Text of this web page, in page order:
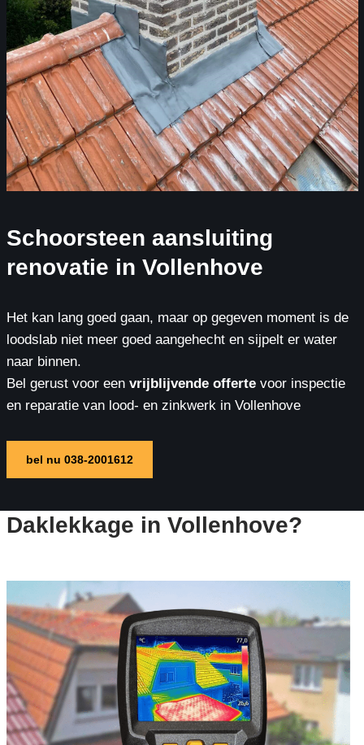
Schoorsteen aansluiting
renovatie in Vollenhove
Het kan lang goed gaan, maar op gegeven moment is de
loodslab niet meer goed aangehecht en sijpelt er water
naar binnen.
Bel gerust voor eenvrijblijvende offertevoor inspectie
en reparatie van lood- en zinkwerk in Vollenhove
bel nu 038-2001612
Daklekkage in Vollenhove?